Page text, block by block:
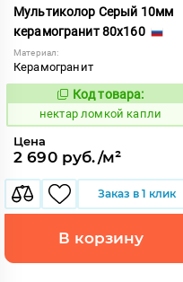
Мультиколор Серый 10мм
керамогранит 80x160
Материал:
Керамогранит
1131037
Код товара:
нектар ломкой капли
Цена
2 690 руб./м²
Заказ в 1 клик
В корзину